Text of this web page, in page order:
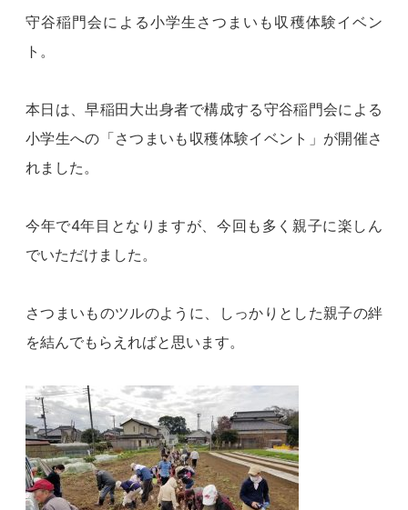
守谷稲門会による小学生さつまいも収穫体験イベン
ト。
本日は、早稲田大出身者で構成する守谷稲門会による
小学生への「さつまいも収穫体験イベント」が開催さ
れました。
今年で4年目となりますが、今回も多く親子に楽しん
でいただけました。
さつまいものツルのように、しっかりとした親子の絆
を結んでもらえればと思います。